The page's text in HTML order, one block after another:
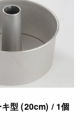
分を一周させ
させて型をはず
いスポンジで
洗い、熱の残っ
管してくださ
キ型 (20cm) / 1個